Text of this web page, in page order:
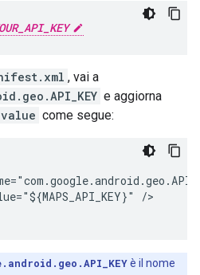
, vai a
e aggiorna
come segue:
/>
è il nome